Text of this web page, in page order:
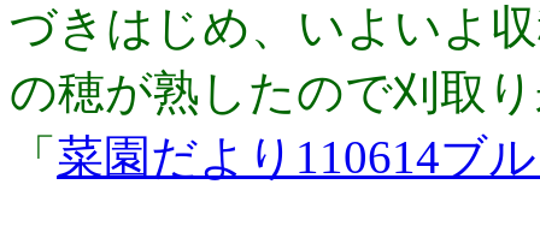
づきはじめ、いよいよ
の穂が熟したので刈取
「 菜園だより110614ブ